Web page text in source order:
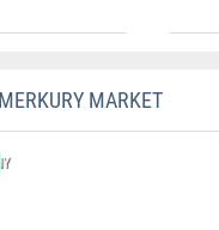
MARKET